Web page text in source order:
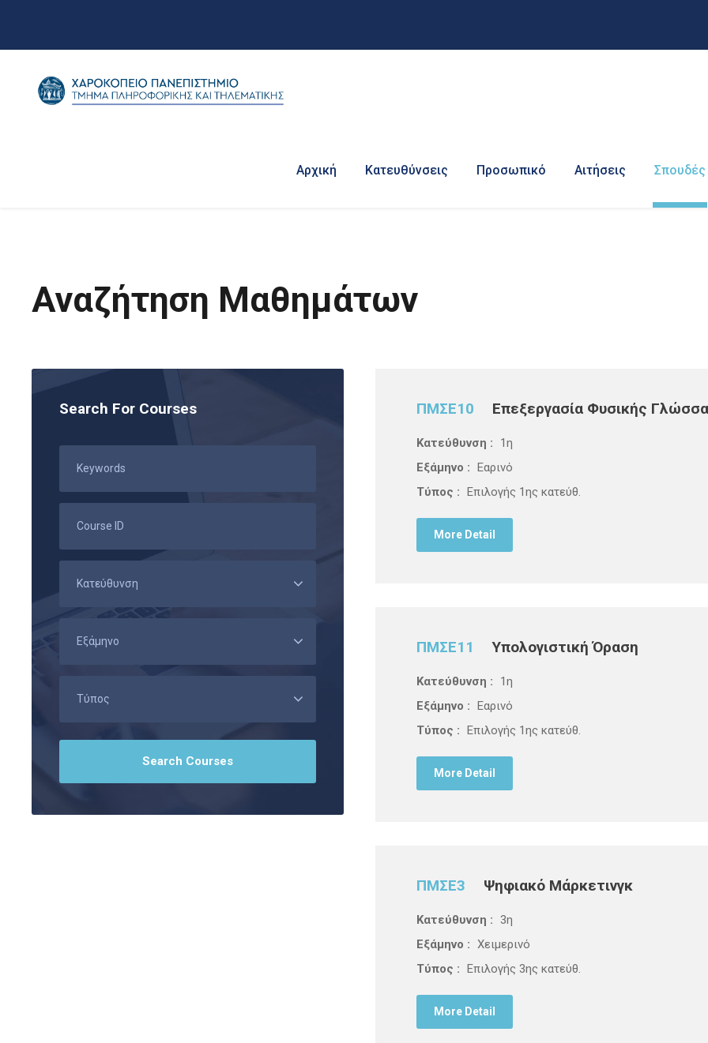
Αρχική Κατευθύνσεις Προσωπικό Αιτήσεις Σπουδές
Αναζήτηση Μαθημάτων
ΠΜΣΕ10 Επεξεργασία Φυσικής
Κατεύθυνση :
1η
Εξάμηνο : Εαρινό
Τύπος : Επιλογής 1ης κατεύθ.
More Detail
ΠΜΣΕ11 Υπολογιστική Όραση
Κατεύθυνση :
1η
Εξάμηνο : Εαρινό
Τύπος : Επιλογής 1ης κατεύθ.
More Detail
ΠΜΣΕ3 Ψηφιακό Μάρκετινγκ
Κατεύθυνση : 3η
Εξάμηνο : Χειμερινό
Τύπος : Επιλογής 3ης κατεύθ.
More Detail
Search For Courses